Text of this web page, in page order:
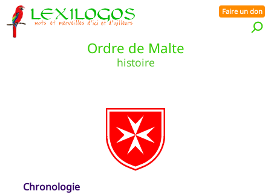
Ordre de Malte
histoire
Faire un don
Chronologie